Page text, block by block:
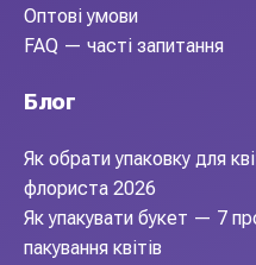
Оптові умови
FAQ — часті запитання
Блог
Як обрати упаковку для
флориста 2026
Як упакувати букет — 7
пакування квітів